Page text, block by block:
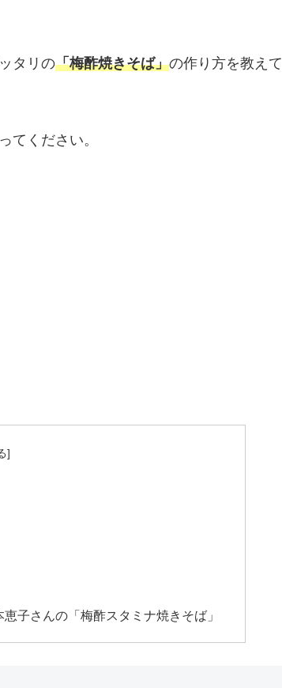
タリの「梅酢焼きそば」の作り方を教えて
てください。
子さんの「梅酢スタミナ焼きそば」